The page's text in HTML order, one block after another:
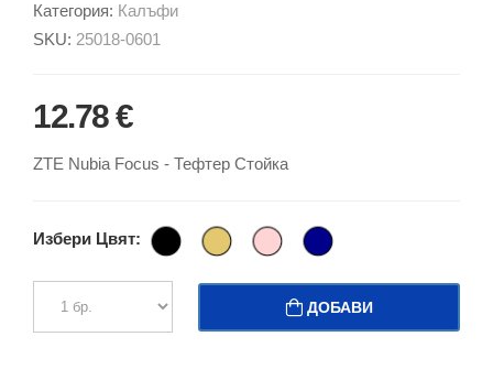
Категория: Калъфи
SKU: 25018-0601
12.78 €
ZTE Nubia Focus - Тефтер Стойка
Избери Цвят:
ДОБАВИ